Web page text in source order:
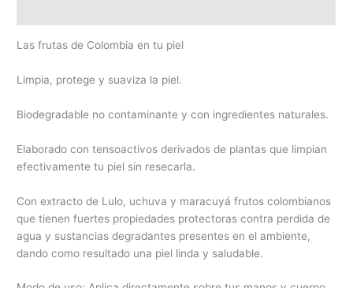
Las frutas de Colombia en tu piel
Limpia, protege y suaviza la piel.
Biodegradable no contaminante y con ingredientes naturales.
Elaborado con tensoactivos derivados de plantas que limpian
efectivamente tu piel sin resecarla.
Con extracto de Lulo, uchuva y maracuyá frutos colombianos
que tienen fuertes propiedades protectoras contra perdida de
agua y sustancias degradantes presentes en el ambiente,
dando como resultado una piel linda y saludable.